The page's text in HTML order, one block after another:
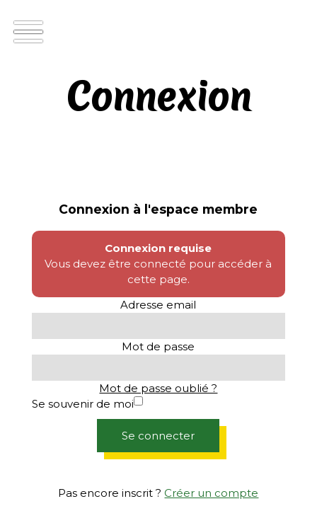
Connexion
Connexion à l'espace membre
Connexion requise
Vous devez être connecté pour accéder à
cette page.
Adresse email
Mot de passe
Mot de passe oublié ?
Se souvenir de moi
Se connecter
Pas encore inscrit ? Créer un compte